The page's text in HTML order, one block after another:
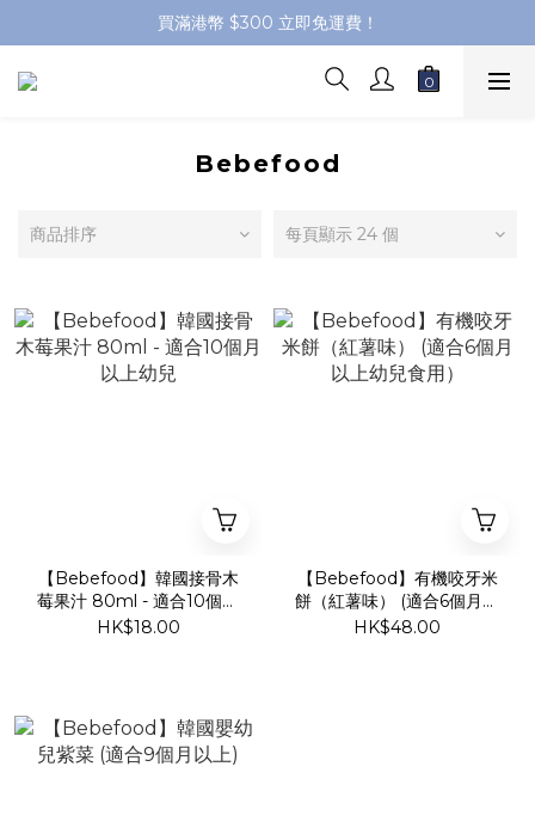
買滿港幣 $300 立即免運費！
Bebefood
商品排序 每頁顯示 24 個
【Bebefood】韓國接骨木
莓果汁 80ml - 適合10個月
以上幼兒
HK$18.00
【Bebefood】有機咬牙米
餅（紅薯味） (適合6個月以
上幼兒食用）
HK$48.00